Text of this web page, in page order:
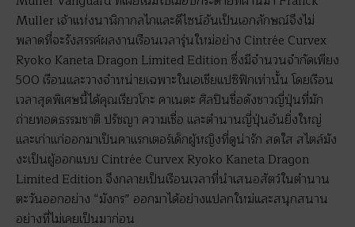
Muller เจ้าแห่งนาฬิกากลไกและดีไซน์อันเป็นเอกลักษณ์จึงไม่
พลาดที่จะรังสรรค์ผลงานเรือนเวลารุ่นใหม่อย่าง Cintrée Curvex
Ryoko Kaneta Dragon Limited Edition ซึ่งมีจำนวนจำกัดเพียง
500 เรือนและวางจำหน่ายเฉพาะในเอเชียแปซิฟิกเท่านั้น โดยเรือน
เวลาสุดพิเศษนี้ได้คุณเรียวโกะ คาเนตะ ศิลปินชื่อดังชาวญี่ปุ่นที่มัก
ถ่ายทอดธรรมชาติ ปรัชญา ความเชื่อ และตำนานญี่ปุ่นอันยิ่งใหญ่
และเก่าแก่ออกมาเป็นคาแรกเตอร์เด็กผู้หญิงที่ดูน่ารัก สดใส สไตล์มัง
งะเป็นผู้ออกแบบ Cintrée Curvex Ryoko Kaneta Dragon
Limited Edition จึงกลายเป็นเรือนเวลาที่นำเสนอสัตว์ในตำนาน
ตะวันออกอย่าง “มังกร” ออกมาได้อย่างแปลกใหม่และสนุกสนาน
อย่างที่ไม่เคยเป็นมาก่อน